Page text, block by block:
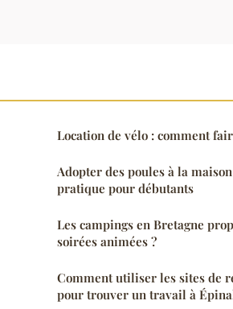
Location de vélo : comment
Adopter des poules à la
pratique pour débutants
Les campings en Bretagne
soirées animées ?
Comment utiliser les sites de
pour trouver un travail à